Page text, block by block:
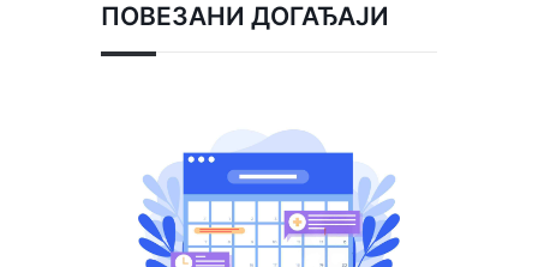
ПОВЕЗАНИ ДОГАЂАЈИ